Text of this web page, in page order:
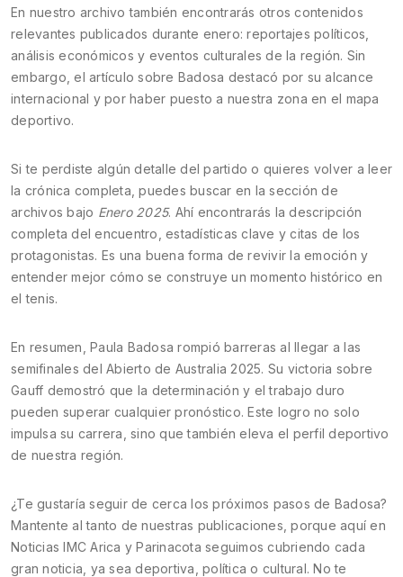
En nuestro archivo también encontrarás otros contenidos
relevantes publicados durante enero: reportajes políticos,
análisis económicos y eventos culturales de la región. Sin
embargo, el artículo sobre Badosa destacó por su alcance
internacional y por haber puesto a nuestra zona en el mapa
deportivo.
Si te perdiste algún detalle del partido o quieres volver a leer
la crónica completa, puedes buscar en la sección de
archivos bajo Enero 2025. Ahí encontrarás la descripción
completa del encuentro, estadísticas clave y citas de los
protagonistas. Es una buena forma de revivir la emoción y
entender mejor cómo se construye un momento histórico en
el tenis.
En resumen, Paula Badosa rompió barreras al llegar a las
semifinales del Abierto de Australia 2025. Su victoria sobre
Gauff demostró que la determinación y el trabajo duro
pueden superar cualquier pronóstico. Este logro no solo
impulsa su carrera, sino que también eleva el perfil deportivo
de nuestra región.
¿Te gustaría seguir de cerca los próximos pasos de Badosa?
Mantente al tanto de nuestras publicaciones, porque aquí en
Noticias IMC Arica y Parinacota seguimos cubriendo cada
gran noticia, ya sea deportiva, política o cultural. No te